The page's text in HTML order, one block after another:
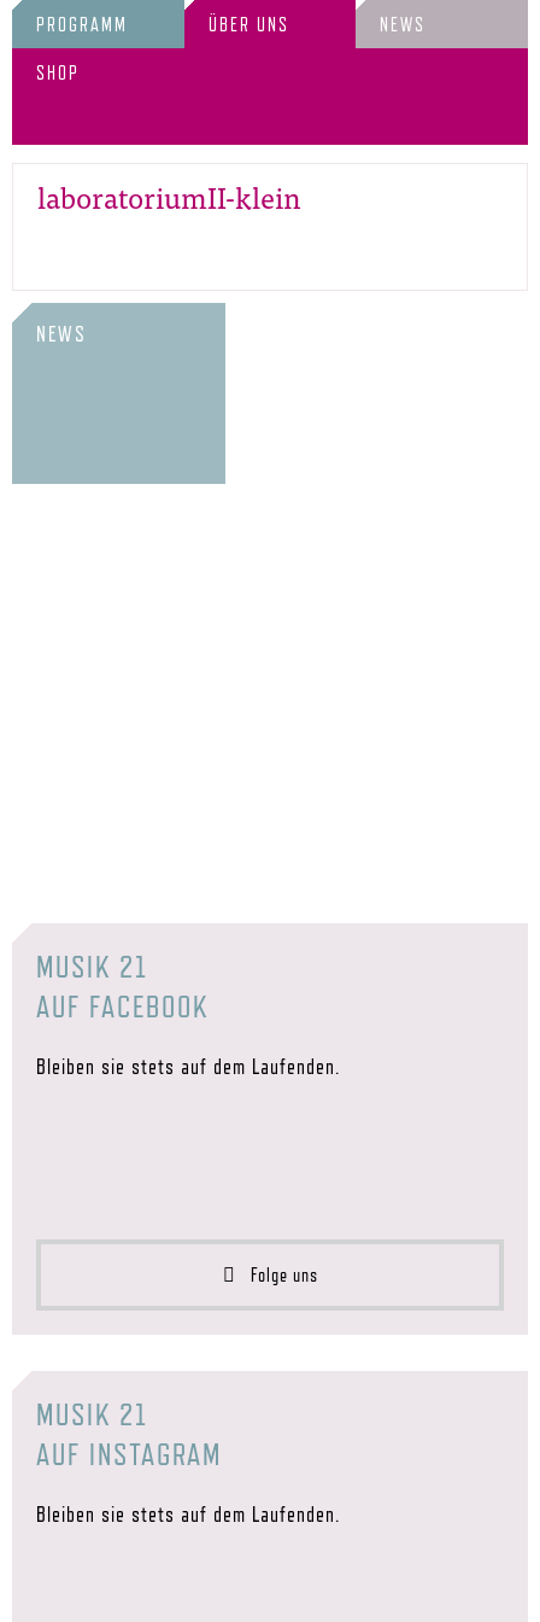
PROGRAMM ÜBER UNS NEWS
SHOP
laboratoriumII-klein
NEWS
MUSIK 21
AUF FACEBOOK
Bleiben sie stets auf dem Laufenden.
Folge uns
MUSIK 21
AUF INSTAGRAM
Bleiben sie stets auf dem Laufenden.